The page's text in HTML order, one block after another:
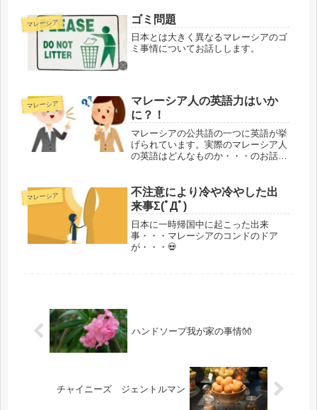
マレーシア ゴミ問題
日本とは大きく異なるマレーシアのゴ
ミ事情についてお話しします。
マレーシア
マレーシア人の英語力はいか
に？！
マレーシアの公共語の一つに英語が挙
げられています。実際のマレーシア人
の英語はどんなものか・・・のお話で
マレーシア
不注意により冷や冷やした出
来事Σ(ﾟДﾟ)
日本に一時帰国中に起こった出来
事・・・マレーシアのコンドのドア
が・・・💀
ハンドソープ我が家の事情👐
チャイニーズ ジェントルマン